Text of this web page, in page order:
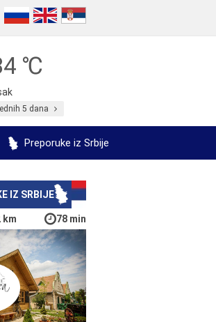
℃
5 dana
Preporuke iz Srbije
IZ SRBIJE
km 78 min